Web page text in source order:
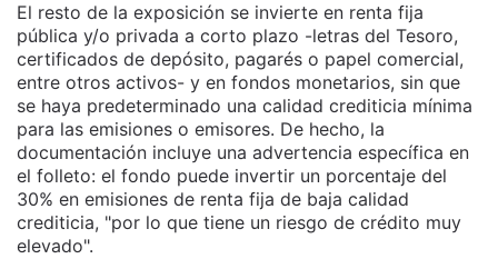
El resto de la exposición se invierte en renta fija
pública y/o privada a corto plazo -letras del Tesoro,
certificados de depósito, pagarés o papel comercial,
entre otros activos- y en fondos monetarios, sin que
se haya predeterminado una calidad crediticia mínima
para las emisiones o emisores. De hecho, la
documentación incluye una advertencia específica en
el folleto: el fondo puede invertir un porcentaje del
30% en emisiones de renta fija de baja calidad
crediticia, "por lo que tiene un riesgo de crédito muy
elevado".